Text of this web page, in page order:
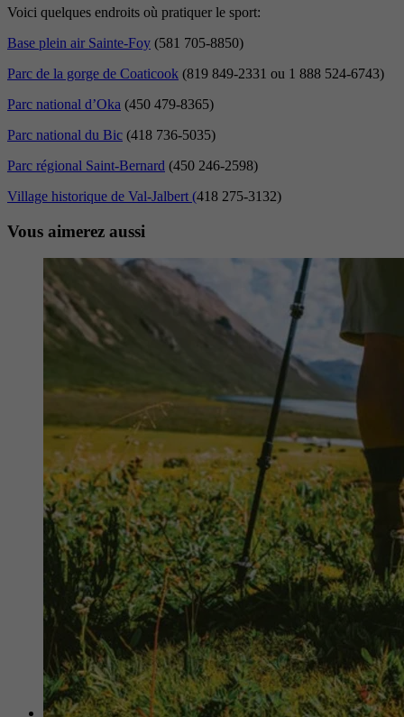
Voici quelques endroits où pratiquer le sport:
Base plein air Sainte-Foy (581 705-8850)
Parc de la gorge de Coaticook (819 849-2331 ou 1 888 524-6743)
Parc national d’Oka (450 479-8365)
Parc national du Bic (418 736-5035)
Parc régional Saint-Bernard (450 246-2598)
Village historique de Val-Jalbert (418 275-3132)
Vous aimerez aussi